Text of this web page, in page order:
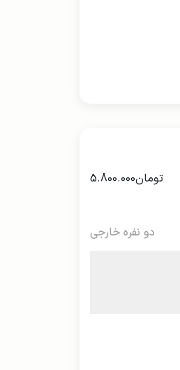
تومان5.800.000
دو نفره خارجی